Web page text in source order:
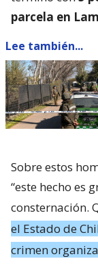
parcela en
Lee también...
Sobre estos
“este hecho es
consternación.
el Estado de
crimen